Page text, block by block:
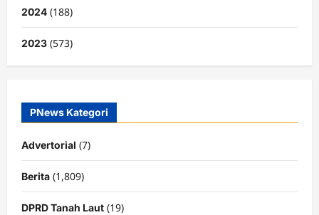
2024 (188)
2023 (573)
PNews Kategori
Advertorial (7)
Berita (1,809)
DPRD Tanah Laut (19)